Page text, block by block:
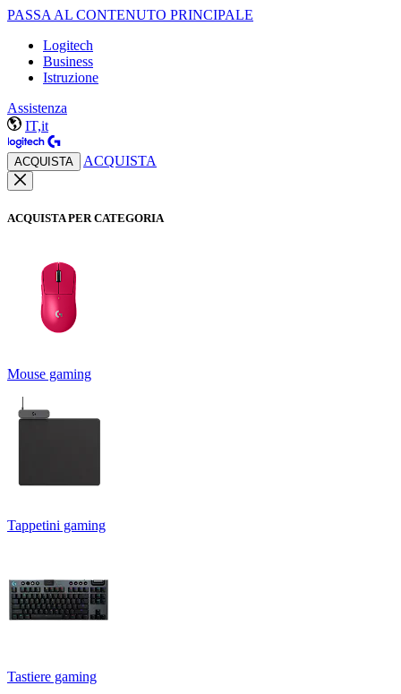
PASSA AL CONTENUTO PRINCIPALE
Logitech
Business
Istruzione
Assistenza
IT,it
ACQUISTA ACQUISTA
ACQUISTA PER CATEGORIA
Mouse gaming
Tappetini gaming
Tastiere gaming